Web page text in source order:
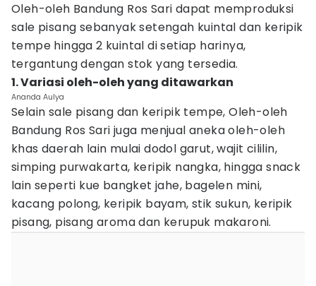
Oleh-oleh Bandung Ros Sari dapat memproduksi
sale pisang sebanyak setengah kuintal dan keripik
tempe hingga 2 kuintal di setiap harinya,
tergantung dengan stok yang tersedia.
1. Variasi oleh-oleh yang ditawarkan
Ananda Aulya
Selain sale pisang dan keripik tempe, Oleh-oleh
Bandung Ros Sari juga menjual aneka oleh-oleh
khas daerah lain mulai dodol garut, wajit cililin,
simping purwakarta, keripik nangka, hingga snack
lain seperti kue bangket jahe, bagelen mini,
kacang polong, keripik bayam, stik sukun, keripik
pisang, pisang aroma dan kerupuk makaroni.